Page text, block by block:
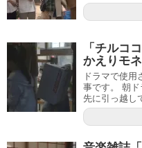
「チルコ
かえりモネ
ドラマで使用
事です。 朝
先に引っ越し